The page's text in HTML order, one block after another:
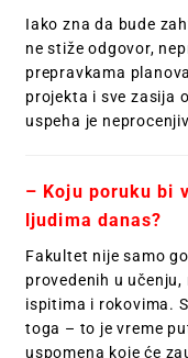
Iako zna da bude
ne stiže odgovor,
prepravkama
projekta i sve zasija
uspeha je
– Koju poruku bi
ljudima danas?
Fakultet nije samo
provedenih u
ispitima i rokovima.
toga – to je vreme
uspomena koje će